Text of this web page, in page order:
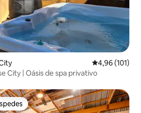
4,96 de uma
4,96 (101)
City | Oásis de spa privativo
dos hóspedes